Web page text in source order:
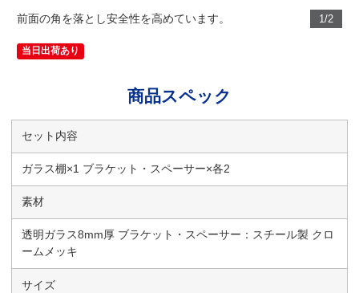
1/2
前面の角を落とし安全性を高めています。
当日出荷あり
商品スペック
セット内容
ガラス棚×1 ブラケット・スペーサー×各2
素材
透明ガラス8mm厚 ブラケット・スペーサー：スチール製 クロ
ームメッキ
サイズ